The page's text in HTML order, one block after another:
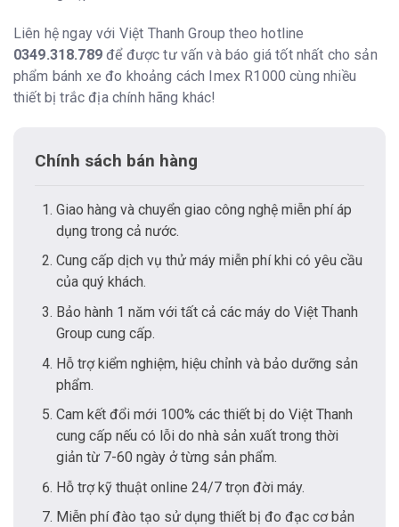
Liên hệ ngay với Việt Thanh Group theo hotline
0349.318.789để được tư vấn và báo giá tốt nhất cho sản
phẩm bánh xe đo khoảng cách Imex R1000 cùng nhiều
thiết bị trắc địa chính hãng khác!
Chính sách bán hàng
Giao hàng và chuyển giao công nghệ miễn phí áp
dụng trong cả nước.
Cung cấp dịch vụ thử máy miễn phí khi có yêu cầu
của quý khách.
Bảo hành 1 năm với tất cả các máy do Việt Thanh
Group cung cấp.
Hỗ trợ kiểm nghiệm, hiệu chỉnh và bảo dưỡng sản
phẩm.
Cam kết đổi mới 100% các thiết bị do Việt Thanh
cung cấp nếu có lỗi do nhà sản xuất trong thời
giản từ 7-60 ngày ở từng sản phẩm.
Hỗ trợ kỹ thuật online 24/7 trọn đời máy.
Miễn phí đào tạo sử dụng thiết bị đo đạc cơ bản